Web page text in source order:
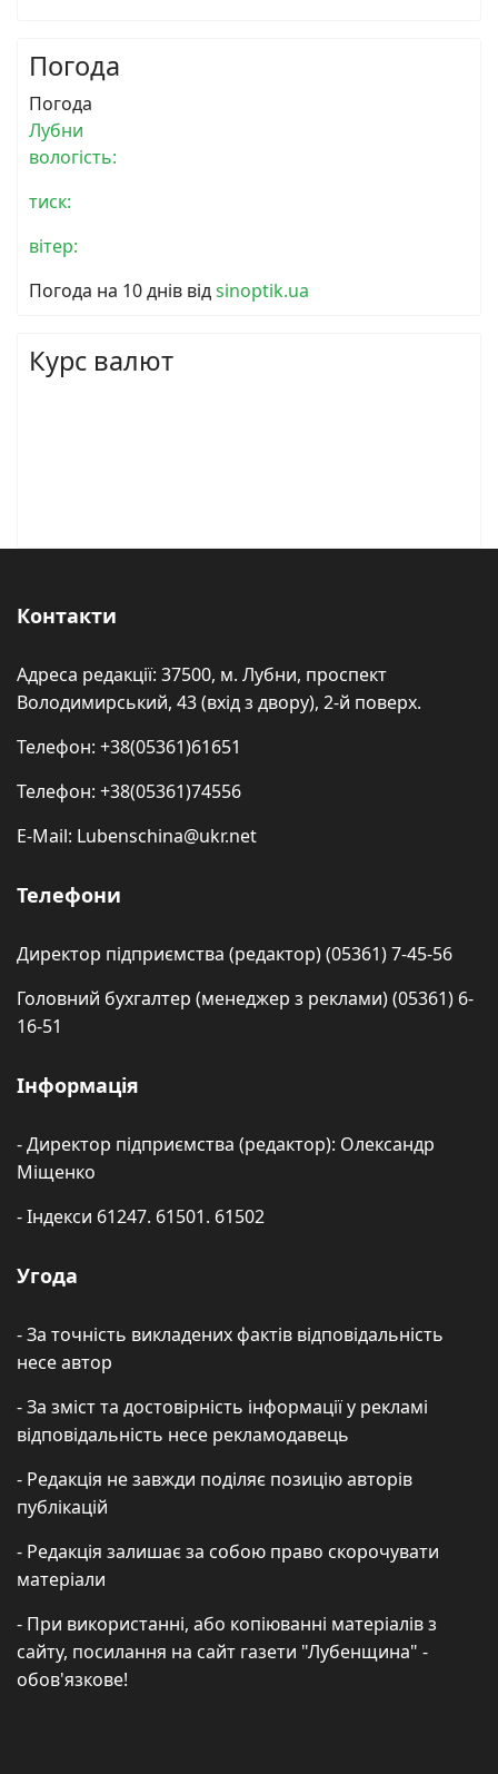
Погода
Погода
Лубни
вологість:
тиск:
вітер:
Погода на 10 днів відsinoptik.ua
Курс валют
Контакти
Адреса редакції: 37500, м. Лубни, проспект
Володимирський, 43 (вхід з двору), 2-й поверх.
Телефон: +38(05361)61651
Телефон: +38(05361)74556
E-Mail: Lubenschina@ukr.net
Телефони
Директор підприємства (редактор) (05361) 7-45-56
Головний бухгалтер (менеджер з реклами) (05361) 6-
16-51
Інформація
- Директор підприємства (редактор): Олександр
Міщенко
- Індекси 61247. 61501. 61502
Угода
- За точність викладених фактів відповідальність
несе автор
- За зміст та достовірність інформації у рекламі
відповідальність несе рекламодавець
- Редакція не завжди поділяє позицію авторів
публікацій
- Редакція залишає за собою право скорочувати
матеріали
- При використанні, або копіюванні матеріалів з
сайту, посилання на сайт газети "Лубенщина" -
обов'язкове!